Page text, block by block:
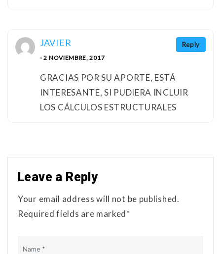
Reply
JAVIER
- 2 NOVIEMBRE, 2017
GRACIAS POR SU APORTE, ESTÁ
INTERESANTE, SI PUDIERA INCLUIR
LOS CÁLCULOS ESTRUCTURALES
Leave a Reply
Your email address will not be published.
Required fields are marked*